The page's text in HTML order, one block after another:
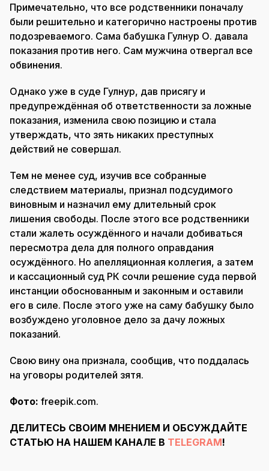
Примечательно, что все родственники поначалу
были решительно и категорично настроены против
подозреваемого. Сама бабушка Гулнур О. давала
показания против него. Сам мужчина отвергал все
обвинения.
Однако уже в суде Гулнур, дав присягу и
предупреждённая об ответственности за ложные
показания, изменила свою позицию и стала
утверждать, что зять никаких преступных
действий не совершал.
Тем не менее суд, изучив все собранные
следствием материалы, признал подсудимого
виновным и назначил ему длительный срок
лишения свободы. После этого все родственники
стали жалеть осуждённого и начали добиваться
пересмотра дела для полного оправдания
осуждённого. Но апелляционная коллегия, а затем
и кассационный суд РК сочли решение суда первой
инстанции обоснованным и законным и оставили
его в силе. После этого уже на саму бабушку было
возбуждено уголовное дело за дачу ложных
показаний.
Свою вину она признала, сообщив, что поддалась
на уговоры родителей зятя.
Фото: freepik.com.
ДЕЛИТЕСЬ СВОИМ МНЕНИЕМ И ОБСУЖДАЙТЕ
СТАТЬЮ НА НАШЕМ КАНАЛЕ В TELEGRAM!